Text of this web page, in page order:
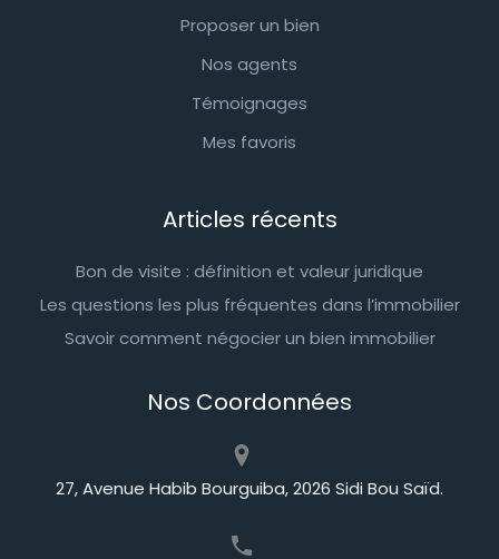
Proposer un bien
Nos agents
Témoignages
Mes favoris
Articles récents
Bon de visite : définition et valeur juridique
Les questions les plus fréquentes dans l’immobilier
Savoir comment négocier un bien immobilier
Nos Coordonnées
27, Avenue Habib Bourguiba, 2026 Sidi Bou Saïd.